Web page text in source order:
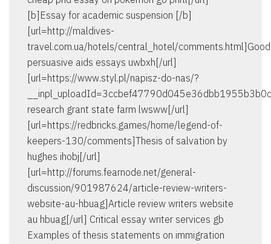
[b]Essay for academic suspension [/b]
[url=http://maldives-
travel.com.ua/hotels/central_hotel/comments.html]Good
persuasive aids essays uwbxh[/url]
[url=https://www.styl.pl/napisz-do-nas/?
research grant state farm lwsww[/url]
[url=https://redbricks.games/home/legend-of-
keepers-130/comments]Thesis of salvation by
hughes ihobj[/url]
[url=http://forums.fearnode.net/general-
discussion/901987624/article-review-writers-
website-au-hbuag]Article review writers website
au hbuag[/url] Critical essay writer services gb
Examples of thesis statements on immigration